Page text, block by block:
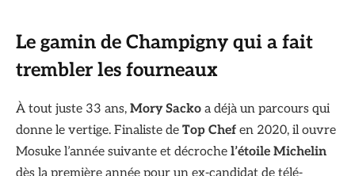
Le gamin de Champigny qui a fait
trembler les fourneaux
À tout juste 33 ans, Mory Sacko a déjà un parcours qui
donne le vertige. Finaliste de Top Chef en 2020, il ouvre
Mosuke l’année suivante et décroche l’étoile Michelin